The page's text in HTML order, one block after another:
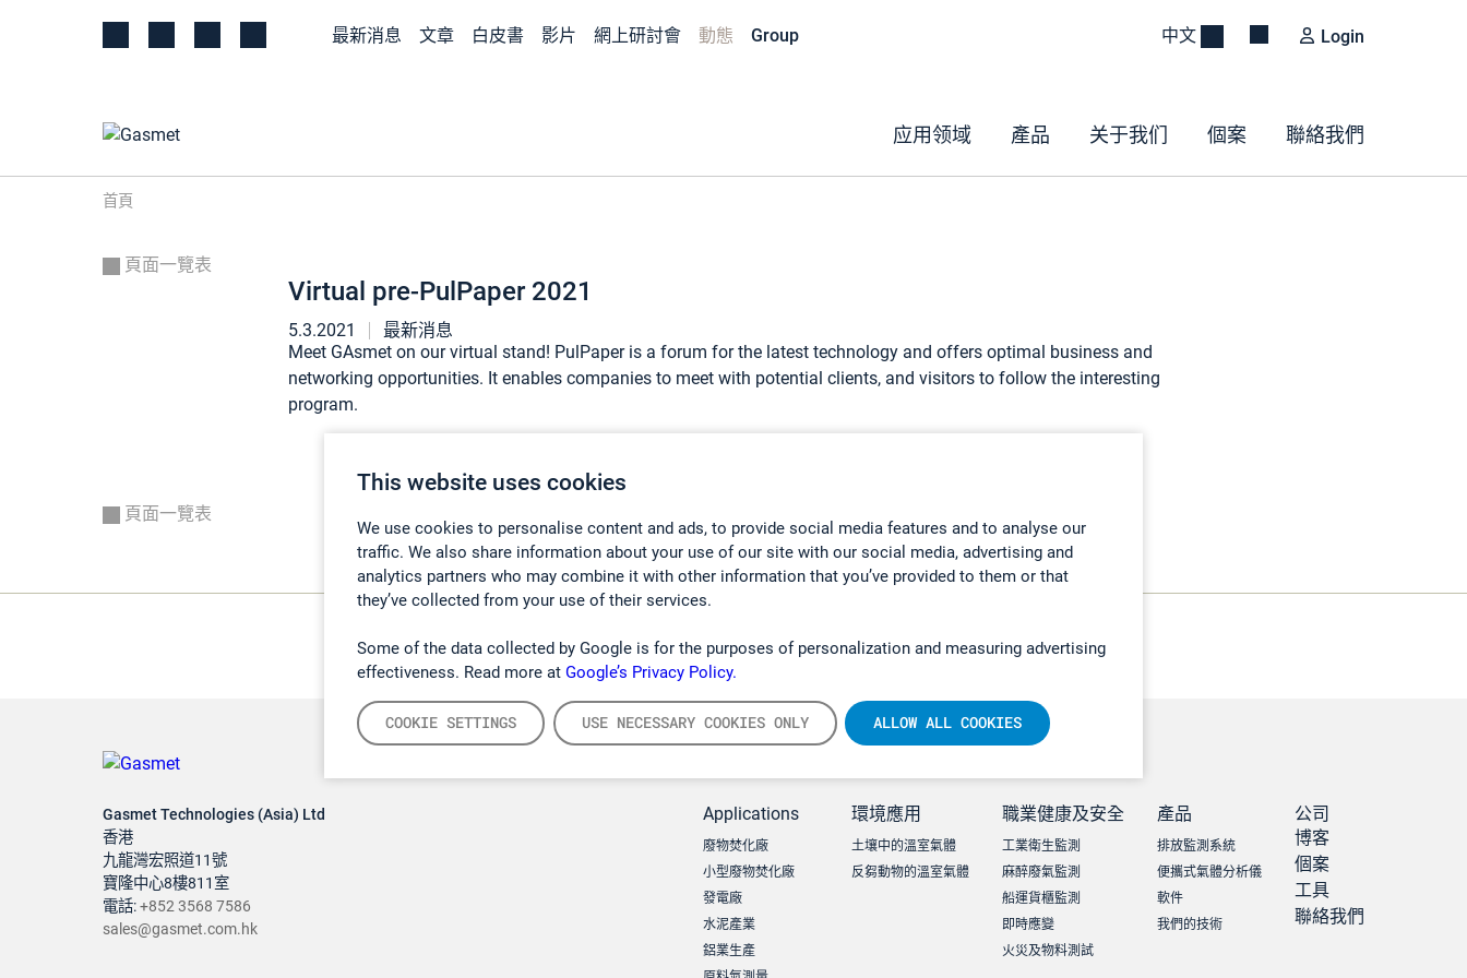
This website uses cookies
We use cookies to personalise content and ads, to provide social media features and to analyse our
traffic. We also share information about your use of our site with our social media, advertising and
analytics partners who may combine it with other information that you’ve provided to them or that
they’ve collected from your use of their services.
Some of the data collected by Google is for the purposes of personalization and measuring advertising
effectiveness. Read more at Google’s Privacy Policy.
COOKIE SETTINGS USE NECESSARY COOKIES ONLY ALLOW ALL COOKIES
最新消息 文章 白皮書 影片 網上研討會 動態 Group 中文 Login
应用领域 產品 关于我们 個案 聯絡我們
首頁
頁面一覽表
Virtual pre-PulPaper 2021
5.3.2021
最新消息
Meet GAsmet on our virtual stand! PulPaper is a forum for the latest technology and offers optimal business and
networking opportunities. It enables companies to meet with potential clients, and visitors to follow the interesting
program.
頁面一覽表
Gasmet Technologies (Asia) Ltd
香港
九龍灣宏照道11號
寶隆中心8樓811室
電話:+852 3568 7586
sales@gasmet.com.hk
Applications
廢物焚化廠
小型廢物焚化廠
發電廠
水泥產業
鋁業生產
環境應用
土壤中的溫室氣體
反芻動物的溫室氣體
職業健康及安全
工業衛生監測
麻醉廢氣監測
船運貨櫃監測
即時應變
火災及物料測試
產品
排放監測系統
便攜式氣體分析儀
軟件
我們的技術
公司
博客
個案
工具
聯絡我們